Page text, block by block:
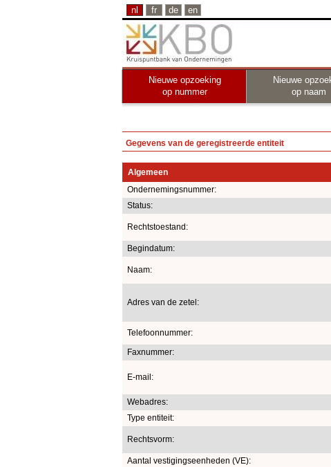
nl fr de en
Nieuwe opzoeking
op nummer
Nieuwe
op naam
Gegevens van de geregistreerde entiteit
Algemeen
Ondernemingsnummer:
Status:
Rechtstoestand:
Begindatum:
Naam:
Adres van de zetel:
Telefoonnummer:
Faxnummer:
E-mail:
Webadres:
Type entiteit:
Rechtsvorm:
Aantal vestigingseenheden (VE):